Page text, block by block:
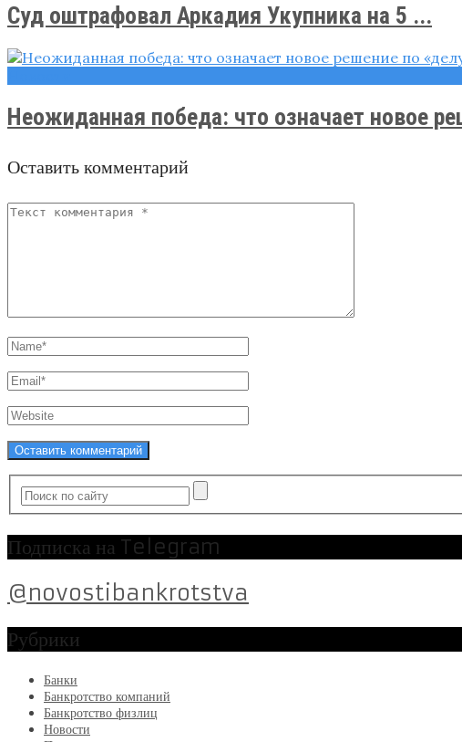
Суд оштрафовал Аркадия Укупника на 5 ...
Неожиданная победа: что означает новое
Оставить комментарий
Подписка на Telegram
@novostibankrotstva
Рубрики
Банки
Банкротство компаний
Банкротство физлиц
Новости